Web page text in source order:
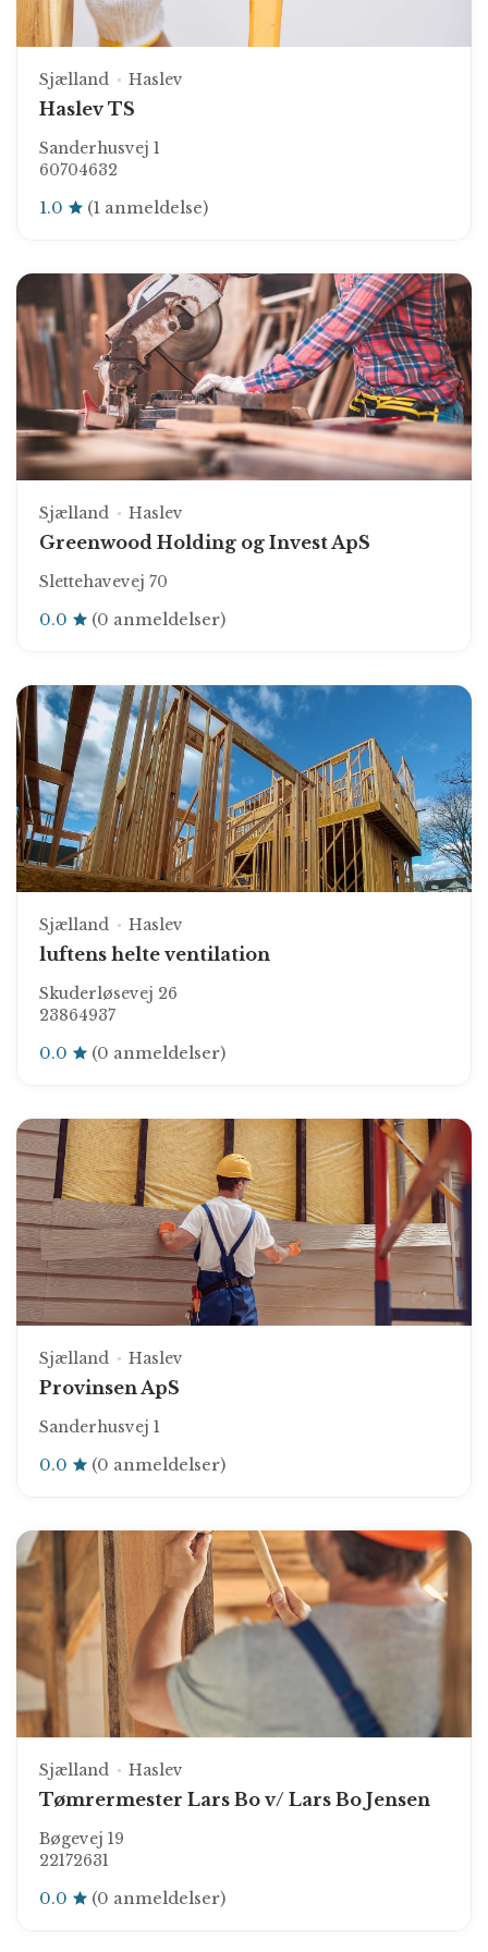
Sjælland Haslev
Haslev TS
Sanderhusvej 1
60704632
1.0 (1 anmeldelse)
Sjælland Haslev
Greenwood Holding og Invest ApS
Slettehavevej 70
0.0 (0 anmeldelser)
Sjælland Haslev
luftens helte ventilation
Skuderløsevej 26
23864937
0.0 (0 anmeldelser)
Sjælland Haslev
Provinsen ApS
Sanderhusvej 1
0.0 (0 anmeldelser)
Sjælland Haslev
Tømrermester Lars Bo v/ Lars Bo Jensen
Bøgevej 19
22172631
0.0 (0 anmeldelser)